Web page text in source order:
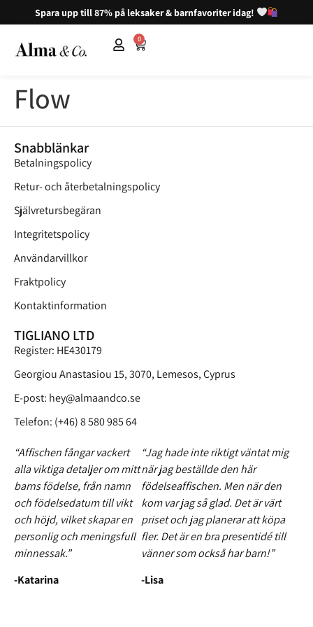
Spara upp till 87% på leksaker & barnfavoriter idag!
0
Flow
Snabblänkar
Betalningspolicy
Retur- och återbetalningspolicy
Självretursbegäran
Integritetspolicy
Användarvillkor
Fraktpolicy
Kontaktinformation
TIGLIANO LTD
Register: HE430179
Georgiou Anastasiou 15, 3070, Lemesos, Cyprus
E-post: hey@almaandco.se
Telefon: (+46) 8 580 985 64
“Affischen fångar vackert
alla viktiga detaljer om mitt
barns födelse, från namn
och födelsedatum till vikt
och höjd, vilket skapar en
personlig och meningsfull
minnessak.”
-Katarina
“Jag hade inte riktigt väntat mig
när jag beställde den här
födelseaffischen. Men när den
kom var jag så glad. Det är värt
priset och jag planerar att köpa
fler. Det är en bra presentidé till
vänner som också har barn!”
-Lisa